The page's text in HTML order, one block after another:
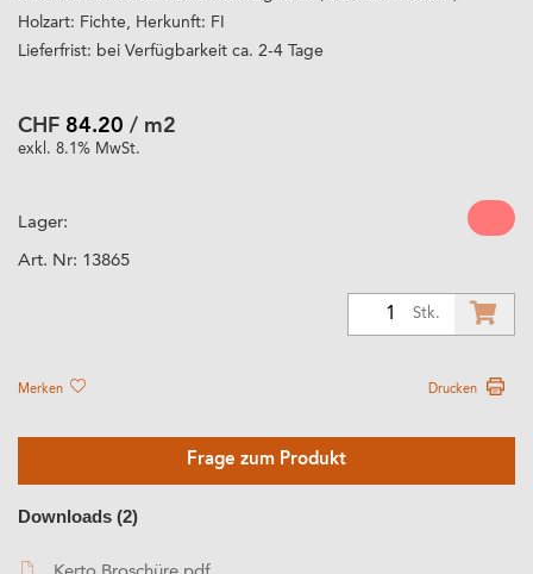
Holzart: Fichte, Herkunft: FI
Lieferfrist: bei Verfügbarkeit ca. 2-4 Tage
CHF 84.20 / m2
exkl. 8.1% MwSt.
Lager:
Art. Nr: 13865
Stk.
Merken Drucken
Frage zum Produkt
Downloads (2)